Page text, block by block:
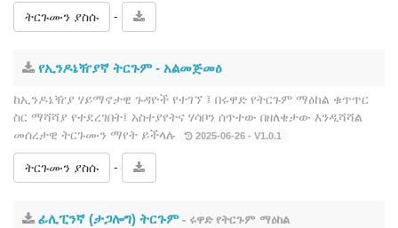
ትርጉሙን ያስሱ -
የኢንዶኔዥያኛ ትርጉም ‐ አልመጅመዕ
ከኢንዶኔዥያ ሃይማኖታዊ ጉዳዮች የተገኘ ፤ በሩዋድ የትርጉም ማዕከል ቁጥጥር
ስር ማሻሻያ የተደረገበት፤ አስተያየትና ሃሳቦን ሰጥተው በዘለቄታው እንዲሻሻል
መሰረታዊ ትርጉሙን ማየት ይችላሉ
2025-06-26 - V1.0.1
ትርጉሙን ያስሱ -
ፊሊፒንኛ (ታጋሎግ) ትርጉም- ሩዋድ የትርጉም ማዕከል